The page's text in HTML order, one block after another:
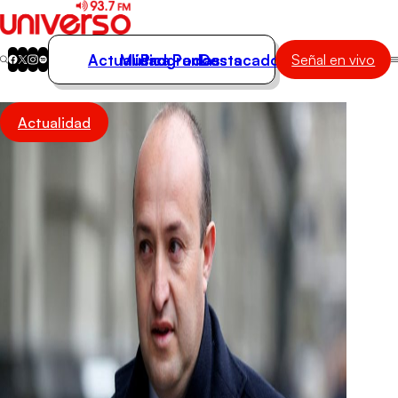
Actualidad
Música
Destacados
Actualidad
Música
Programas
Podcasts
Destacados Señal en vivo
Actualidad